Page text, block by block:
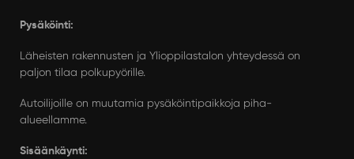
Pysäköinti:
Läheisten rakennusten ja Ylioppilastalon yhteydessä on
paljon tilaa polkupyörille.
Autoilijoille on muutamia pysäköintipaikkoja piha-
alueellamme.
Sisäänkäynti: